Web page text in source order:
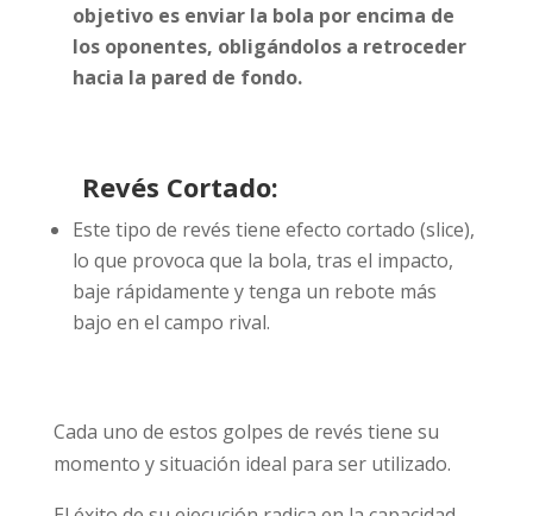
objetivo es enviar la bola por encima de
los oponentes, obligándolos a retroceder
hacia la pared de fondo.
Revés Cortado:
Este tipo de revés tiene efecto cortado (slice),
lo que provoca que la bola, tras el impacto,
baje rápidamente y tenga un rebote más
bajo en el campo rival.
Cada uno de estos golpes de revés tiene su
momento y situación ideal para ser utilizado.